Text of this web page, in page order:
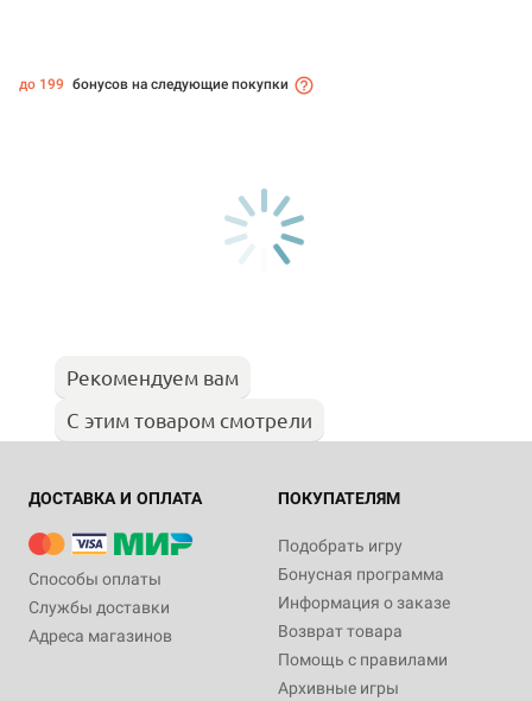
до 199 бонусов на следующие покупки
Рекомендуем вам
С этим товаром смотрели
ДОСТАВКА И ОПЛАТА
Способы оплаты
Службы доставки
Адреса магазинов
ПОКУПАТЕЛЯМ
Подобрать игру
Бонусная программа
Информация о заказе
Возврат товара
Помощь с правилами
Архивные игры